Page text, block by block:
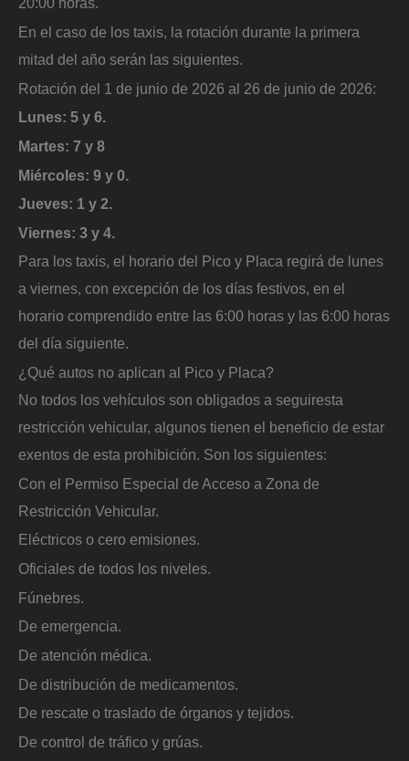
En el caso de los taxis, la rotación durante la primera
mitad del año serán las siguientes.
Rotación del 1 de junio de 2026 al 26 de junio de 2026:
Lunes: 5 y 6.
Martes: 7 y 8
Miércoles: 9 y 0.
Jueves: 1 y 2.
Viernes: 3 y 4.
Para los taxis, el horario del Pico y Placa regirá de lunes
a viernes, con excepción de los días festivos, en el
horario comprendido entre las 6:00 horas y las 6:00 horas
del día siguiente.
¿Qué autos no aplican al Pico y Placa?
No todos los vehículos son obligados a seguiresta
restricción vehicular, algunos tienen el beneficio de estar
exentos de esta prohibición. Son los siguientes:
Con el Permiso Especial de Acceso a Zona de
Restricción Vehicular.
Eléctricos o cero emisiones.
Oficiales de todos los niveles.
Fúnebres.
De emergencia.
De atención médica.
De distribución de medicamentos.
De rescate o traslado de órganos y tejidos.
De control de tráfico y grúas.